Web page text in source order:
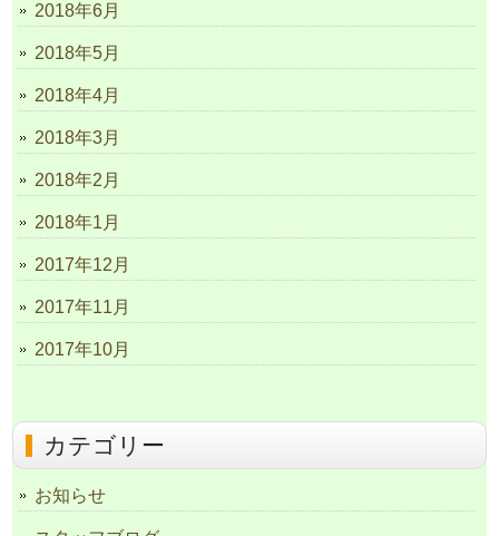
2018年6月
2018年5月
2018年4月
2018年3月
2018年2月
2018年1月
2017年12月
2017年11月
2017年10月
カテゴリー
お知らせ